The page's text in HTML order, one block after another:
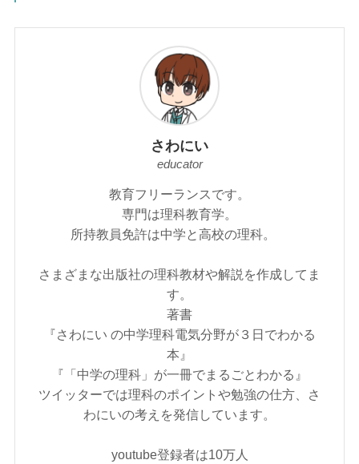
さわにい
educator
教育フリーランスです。
専門は理科教育学。
所持教員免許は中学と高校の理科。
さまざまな出版社の理科教材や解説を作成してま
す。
著書
『さわにい の中学理科電気分野が３日でわかる
本』
『「中学の理科」が一冊でまるごとわかる』
ツイッターでは理科のポイントや勉強の仕方、さ
わにいの考えを発信しています。
youtube登録者は10万人